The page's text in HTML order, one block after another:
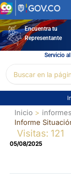
Ir
al
contenidoEncuentra tu
Representante
Servicio
por:
Inicio
Informe
Visitas: 121
05/08/2025